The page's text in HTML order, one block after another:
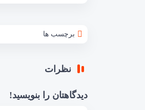
برچسب ها
نظرات
دیدگاهتان را بنویسید!